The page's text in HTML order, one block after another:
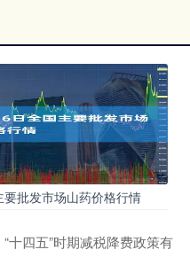
批发市场山药价格行情
十四五”时期减税降费政策有